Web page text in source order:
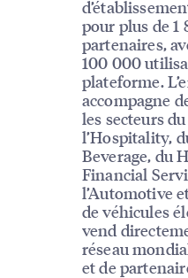
pour plus de 1
partenaires,
100 000
plateforme.
accompagne
les secteurs
l’Hospitality,
Beverage, du
Financial
l’Automotive
de véhicules
vend
réseau
et de